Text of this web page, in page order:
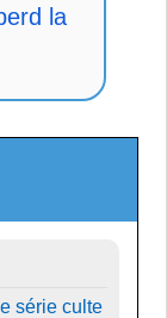
la
série culte